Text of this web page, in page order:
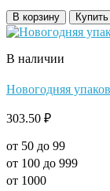
В корзину
В наличии
Новогодняя
303.50 ₽
от 50 до 99
от 100 до 999
от 1000